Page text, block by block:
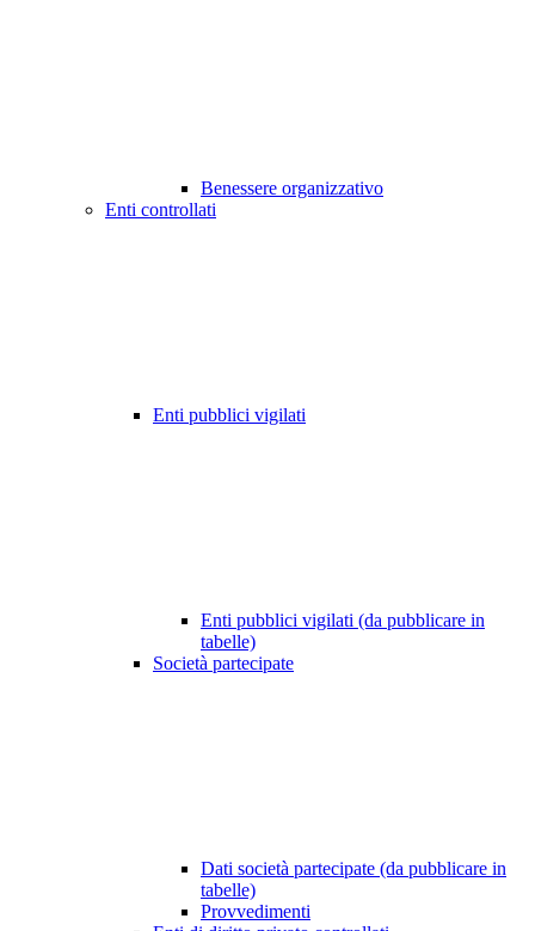
Benessere organizzativo
Enti controllati
Enti pubblici vigilati
Enti pubblici vigilati (da pubblicare in
tabelle)
Società partecipate
Dati società partecipate (da pubblicare in
tabelle)
Provvedimenti